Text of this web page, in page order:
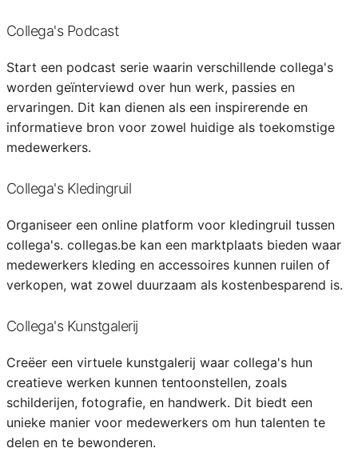
Collega's Podcast
Start een podcast serie waarin verschillende collega's
worden geïnterviewd over hun werk, passies en
ervaringen. Dit kan dienen als een inspirerende en
informatieve bron voor zowel huidige als toekomstige
medewerkers.
Collega's Kledingruil
Organiseer een online platform voor kledingruil tussen
collega's. collegas.be kan een marktplaats bieden waar
medewerkers kleding en accessoires kunnen ruilen of
verkopen, wat zowel duurzaam als kostenbesparend is.
Collega's Kunstgalerij
Creëer een virtuele kunstgalerij waar collega's hun
creatieve werken kunnen tentoonstellen, zoals
schilderijen, fotografie, en handwerk. Dit biedt een
unieke manier voor medewerkers om hun talenten te
delen en te bewonderen.